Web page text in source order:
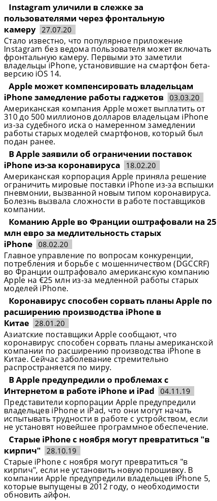
Instagram уличили в слежке за
пользователями через фронтальную
камеру 27.07.20
Стало известно, что популярное приложение
Instagram без ведома пользователя может включать
фронтальную камеру. Первыми это заметили
владельцы iPhone, установившие на смартфон бета-
версию iOS 14.
Apple может компенсировать владельцам
iPhone замедление работы гаджетов 03.03.20
Американская компания Apple может выплатить от
310 до 500 миллионов долларов владельцам iPhone
из-за судебного иска о намеренном замедлении
работы старых моделей смартфонов, который был
подан ранее.
В Apple заявили об ограничении поставок
iPhone из-за коронавируса
18.02.20
Американская корпорация Apple приняла решение
ограничить мировые поставки iPhone из-за вспышки
пневмонии, вызванной новым типом коронавируса.
Болезнь вызвала сложности в работе поставщиков
компании.
Команию Apple во Франции оштрафовали на 25
млн евро за медлительность старых
iPhone 08.02.20
Главное управление по вопросам конкуренции,
потребления и борьбе с мошенничеством (DGCCRF)
во Франции оштрафовало американскую компанию
Apple на €25 млн из-за медленной работы старых
моделей iPhone.
Коронавирус способен сорвать планы Apple по
расширению производства iPhone в
Китае 28.01.20
Азиатские поставщики Apple сообщают, что
коронавирус способен сорвать планы американской
компании по расширению производства iPhone в
Китае. Сейчас заболевание стремительно
распространяется по миру.
В Apple предупредили о проблемах с
Интернетом в работе iPhone и iPad
04.11.19
Представители корпорации Apple предупредили
владельцев iPhone и iPad, что они могут начать
испытывать трудности в работе с устройством, если
не установят новейшее программное обеспечение.
Старые iPhone с ноября могут превратиться "в
кирпич"
28.10.19
Старые iPhone с ноября могут превратиться "в
кирпич", если не установить новую прошивку. В
компании Apple предупредили владельцев iPhone 5,
которые выпущены в 2012 году, о необходимости
обновить айфон.